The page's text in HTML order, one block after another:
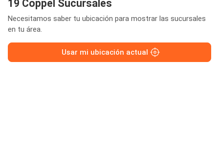
19 Coppel Sucursales
Necesitamos saber tu ubicación para mostrar las sucursales
en tu área.
Usar mi ubicación actual